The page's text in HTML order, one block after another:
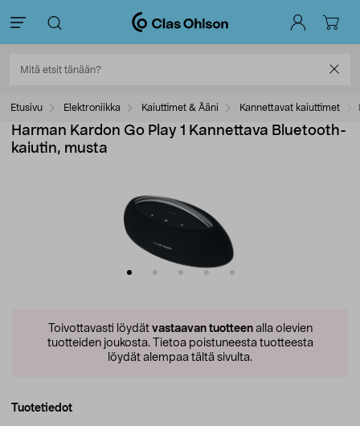
Etusivu Elektroniikka Kaiuttimet & Ääni Kannettavat kaiuttimet
Harman Kardon Go Play 1 Kannettava Bluetooth-
kaiutin, musta
Toivottavasti löydät vastaavan tuotteenalla olevien
tuotteiden joukosta. Tietoa poistuneesta tuotteesta
löydät alempaa tältä sivulta.
Tuotetiedot